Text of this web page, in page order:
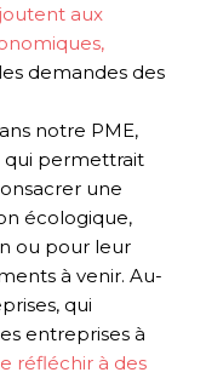
aux
demandes des
notre PME,
qui permettrait
une
écologique,
ou pour leur
à venir. Au-
qui
entreprises à
réfléchir à des